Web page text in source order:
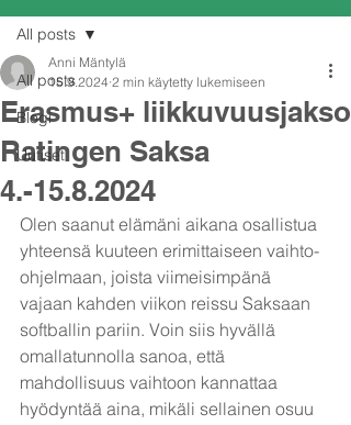
All posts
Blogi
Uutiset
All posts
Erasmus+ liikkuvuusjakso
Ratingen Saksa
4.-15.8.2024
Anni Mäntylä
15.9.2024 2 min käytetty lukemiseen
Olen saanut elämäni aikana osallistua
yhteensä kuuteen erimittaiseen vaihto-
ohjelmaan, joista viimeisimpänä
vajaan kahden viikon reissu Saksaan
softballin pariin. Voin siis hyvällä
omallatunnolla sanoa, että
mahdollisuus vaihtoon kannattaa
hyödyntää aina, mikäli sellainen osuu